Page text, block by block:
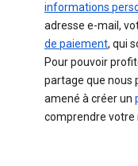
informations
adresse e-mail,
de paiement, qui
Pour pouvoir
partage que nous
amené à créer un
comprendre votre